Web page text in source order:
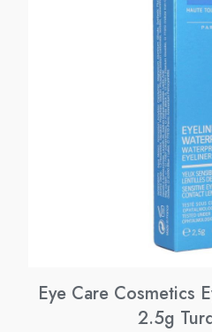
Eye Care Cosmetics
2.5g